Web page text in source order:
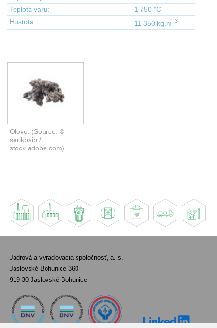
Teplota varu:
1 750 °C
Hustota:
11 350 kg.m−3
Olovo. (Source: ©
serikbaib /
stock.adobe.com)
Jadrová a vyraďovacia spoločnosť, a. s.
Jaslovské Bohunice 360
919 30 Jaslovské Bohunice